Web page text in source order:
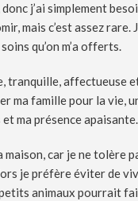
j’ai simplement
mais c’est assez rare.
qu’on m’a offerts.
tranquille, affectueuse
ma famille pour la vie,
ma présence apaisante.
car je ne tolère
je préfère éviter de
animaux pourrait